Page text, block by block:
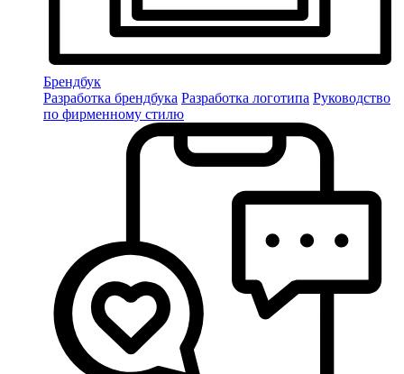
Брендбук
Разработка брендбука Разработка логотипа Руководство
по фирменному стилю